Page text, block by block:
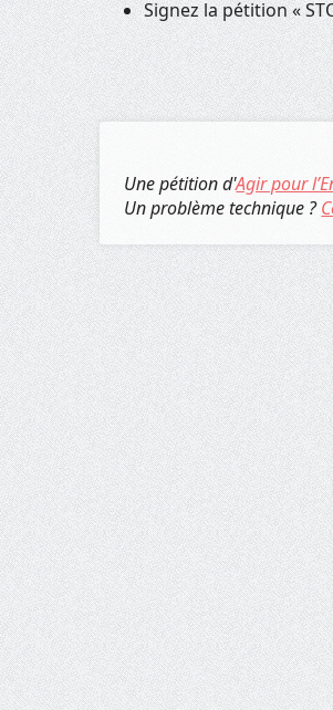
Signez la pétition «
Une pétition d'Agir pour
Un problème technique ?